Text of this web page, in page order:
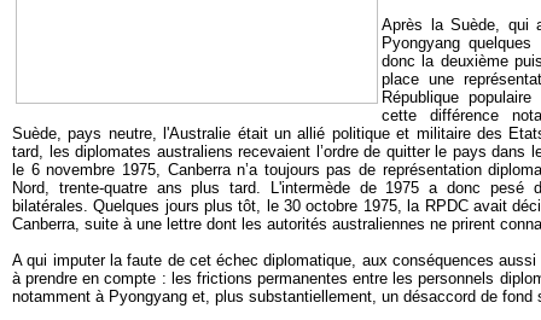
Après la Suède, qui
Pyongyang
donc la deuxième
place une
République
cette différence
Suède, pays neutre, l'Australie était un allié politique et militaire des
tard, les diplomates australiens recevaient l’ordre de quitter le pays dans
le 6 novembre 1975, Canberra n’a toujours pas de représentation
Nord, trente-quatre ans plus tard. L'intermède de 1975 a donc pesé
bilatérales. Quelques jours plus tôt, le 30 octobre 1975, la RPDC avait
Canberra, suite à une lettre dont les autorités australiennes ne prirent
A qui imputer la faute de cet échec diplomatique, aux conséquences
à prendre en compte : les frictions permanentes entre les personnels
notamment à Pyongyang et, plus substantiellement, un désaccord de fond